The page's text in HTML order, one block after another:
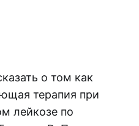
о том как
терапия при
лейкозе по